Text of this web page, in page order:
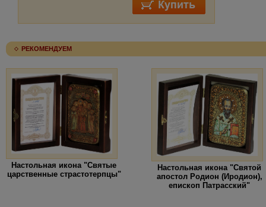
РЕКОМЕНДУЕМ
Настольная икона "Святые
царственные страстотерпцы"
Настольная икона "Святой
апостол Родион (Иродион),
епископ Патрасский"